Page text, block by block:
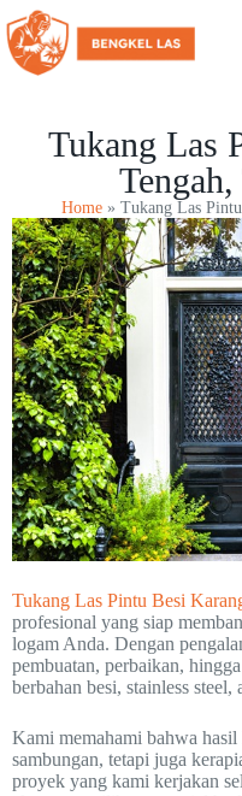
Tukang Las
Home» Tukang Las
Tukang Las Pintu Besi
profesional yang siap
logam Anda. Dengan
pembuatan, perbaikan,
berbahan besi, stainless
Kami memahami bahwa
sambungan, tetapi juga
proyek yang kami kerjakan